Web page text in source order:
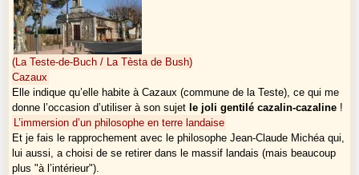
(La Teste-de-Buch / La Tèsta de Bush)
Cazaux
Elle indique qu’elle habite à Cazaux (commune de la Teste), ce qui me
donne l’occasion d’utiliser à son sujet le joli gentilé cazalin-cazaline !
L’immersion d’un philosophe en terre landaise
Et je fais le rapprochement avec le philosophe Jean-Claude Michéa qui,
lui aussi, a choisi de se retirer dans le massif landais (mais beaucoup
plus "à l’intérieur").